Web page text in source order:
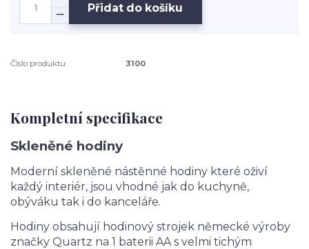
Přidat do košíku
Číslo produktu: 3100
Kompletní specifikace
Skleněné hodiny
Moderní skleněné nástěnné hodiny které oživí
každý interiér, jsou vhodné jak do kuchyně,
obýváku tak i do kanceláře.
Hodiny obsahují hodinový strojek německé výroby
značky Quartz na 1 baterii AA s velmi tichým